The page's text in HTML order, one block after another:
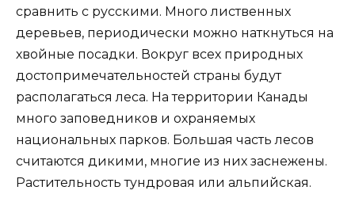
сравнить с русскими. Много лиственных
деревьев, периодически можно наткнуться на
хвойные посадки. Вокруг всех природных
достопримечательностей страны будут
располагаться леса. На территории Канады
много заповедников и охраняемых
национальных парков. Большая часть лесов
считаются дикими, многие из них заснежены.
Растительность тундровая или альпийская.